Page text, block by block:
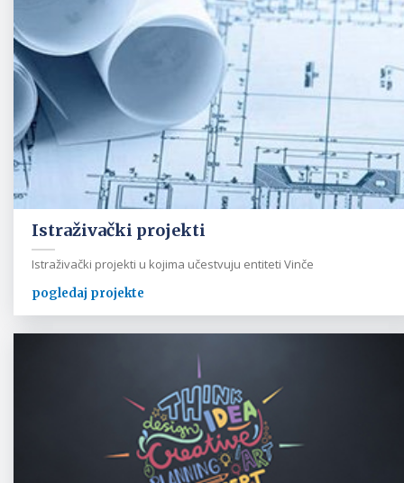
Istraživački projekti
Istraživački projekti u kojima učestvuju entiteti Vinče
pogledaj projekte